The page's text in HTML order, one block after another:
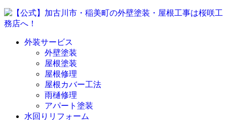
外装サービス
外壁塗装
屋根塗装
屋根修理
屋根カバー工法
雨樋修理
アパート塗装
水回りリフォーム